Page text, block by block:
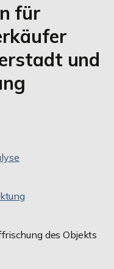
für
und
des Objekts